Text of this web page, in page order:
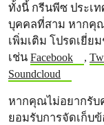
ทั้งนี้ กรีนพีซ ประเ
บุคคลที่สาม หากคุณ
เพิ่มเติม โปรดเยี่ย
เช่น Facebook ,
Soundcloud
หากคุณไม่อยากรับ
ยอมรับการจัดเก็บ